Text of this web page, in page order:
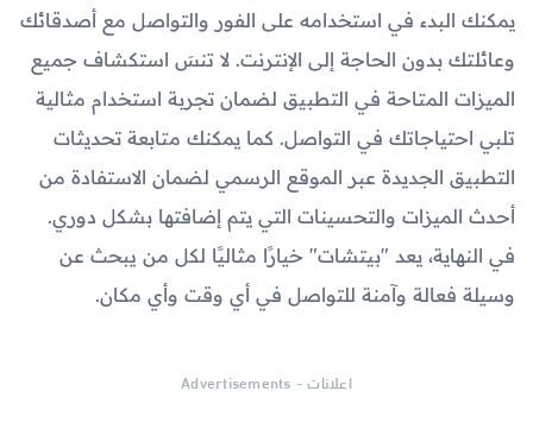
يمكنك البدء في استخدامه على الفور والتواصل مع أصدقائك
وعائلتك بدون الحاجة إلى الإنترنت. لا تنسَ استكشاف جميع
الميزات المتاحة في التطبيق لضمان تجربة استخدام مثالية
تلبي احتياجاتك في التواصل. كما يمكنك متابعة تحديثات
التطبيق الجديدة عبر الموقع الرسمي لضمان الاستفادة من
أحدث الميزات والتحسينات التي يتم إضافتها بشكل دوري.
في النهاية، يعد "بيتشات" خيارًا مثاليًا لكل من يبحث عن
وسيلة فعالة وآمنة للتواصل في أي وقت وأي مكان.
اعلانات - Advertisements